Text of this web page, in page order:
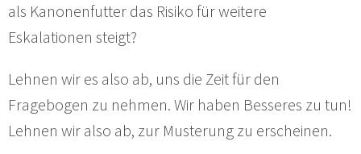
als Kanonenfutter das Risiko für weitere
Eskalationen steigt?
Lehnen wir es also ab, uns die Zeit für den
Fragebogen zu nehmen. Wir haben Besseres zu tun!
Lehnen wir also ab, zur Musterung zu erscheinen.